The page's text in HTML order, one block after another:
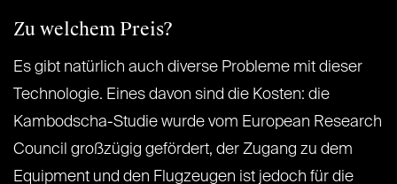
Zu welchem Preis?
Es gibt natürlich auch diverse Probleme mit dieser
Technologie. Eines davon sind die Kosten: die
Kambodscha-Studie wurde vom European Research
Council großzügig gefördert, der Zugang zu dem
Equipment und den Flugzeugen ist jedoch für die